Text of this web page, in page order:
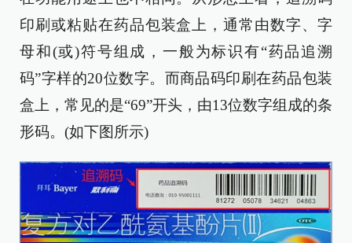
印刷或粘贴在药品包装盒上，通常由数字、字
母和(或)符号组成，一般为标识有“药品追溯
码”字样的20位数字。而商品码印刷在药品包装
盒上，常见的是“69”开头，由13位数字组成的条
形码。(如下图所示)